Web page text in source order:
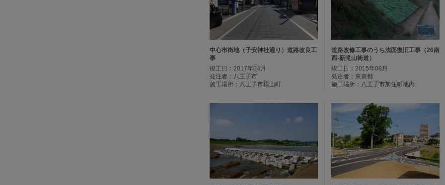
中心市街地（子安神社通り）道路改良工
事
竣工日：2017年04月
発注者：八王子市
施工場所：八王子市横山町
道路改修工事のうち法面復旧工事（26南
西-新滝山街道）
竣工日：2015年08月
発注者：東京都
施工場所：八王子市加住町地内